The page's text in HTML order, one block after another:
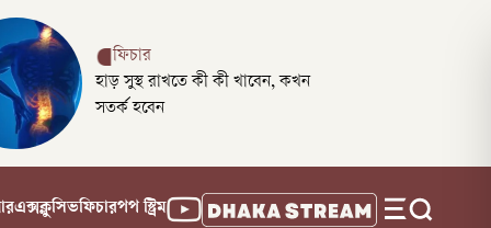
ফিচার
হাড় সুস্থ রাখতে কী কী খাবেন, কখন
সতর্ক হবেন
এক্সক্লুসিভফিচারপপ স্ট্রিম